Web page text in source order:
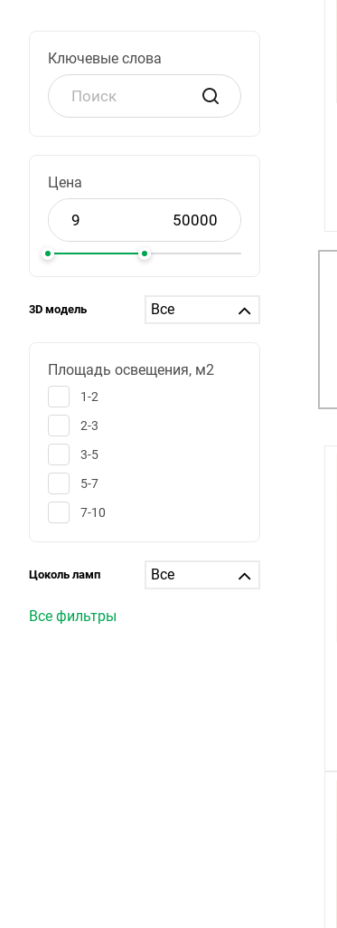
Ключевые слова
Цена
3D модель
Площадь освещения, м2
1-2
2-3
3-5
5-7
7-10
12-15
20-25
Цоколь ламп
Все фильтры